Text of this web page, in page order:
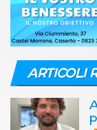
ARTICOLI